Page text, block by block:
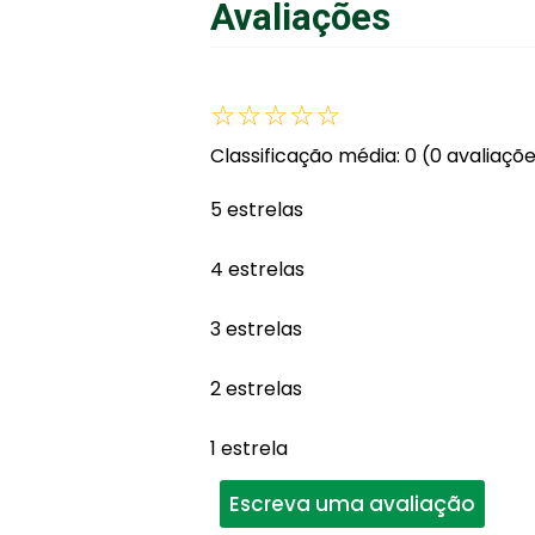
Avaliações
☆☆☆☆☆
Classificação média: 0 (0
5 estrelas
4 estrelas
3 estrelas
2 estrelas
1 estrela
Escreva uma avaliação